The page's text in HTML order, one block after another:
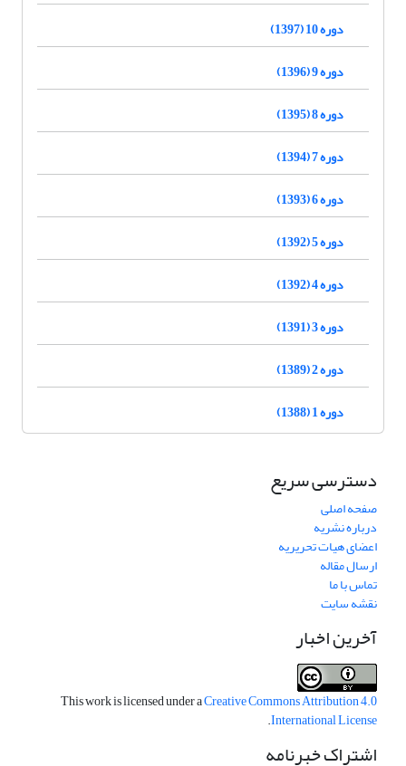
دوره 10 (1397)
دوره 9 (1396)
دوره 8 (1395)
دوره 7 (1394)
دوره 6 (1393)
دوره 5 (1392)
دوره 4 (1392)
دوره 3 (1391)
دوره 2 (1389)
دوره 1 (1388)
دسترسی سریع
صفحه اصلی
درباره نشریه
اعضای هیات تحریریه
ارسال مقاله
تماس با ما
نقشه سایت
آخرین اخبار
This work is licensed under aCreative Commons Attribution 4.0
International License
.
اشتراک خبرنامه